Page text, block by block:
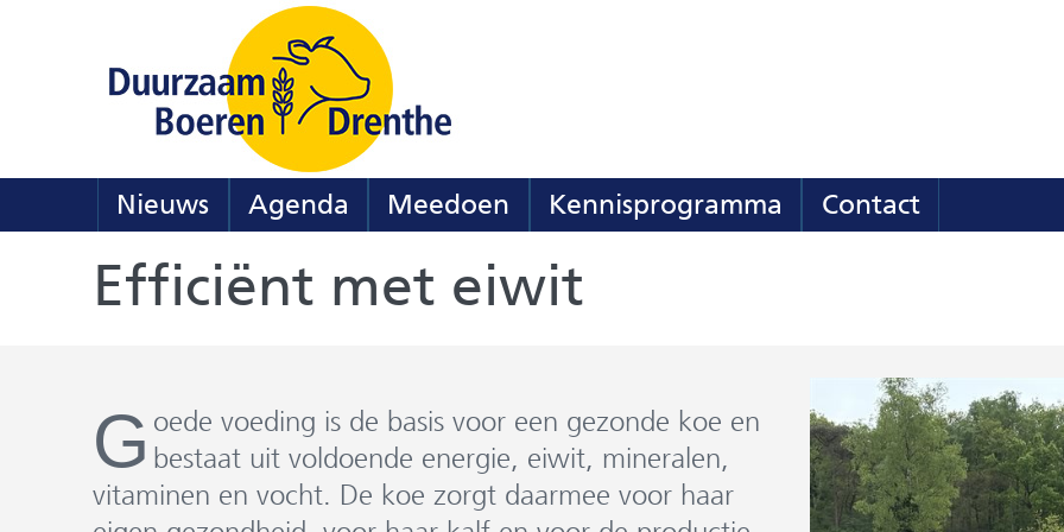
Nieuws Agenda Meedoen Kennisprogramma Contact
Efficiënt met eiwit
G oede voeding is de basis voor een gezonde koe en
bestaat uit voldoende energie, eiwit, mineralen,
vitaminen en vocht. De koe zorgt daarmee voor haar